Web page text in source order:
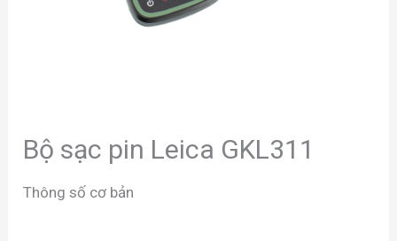
Bộ sạc pin Leica GKL311
Thông số cơ bản